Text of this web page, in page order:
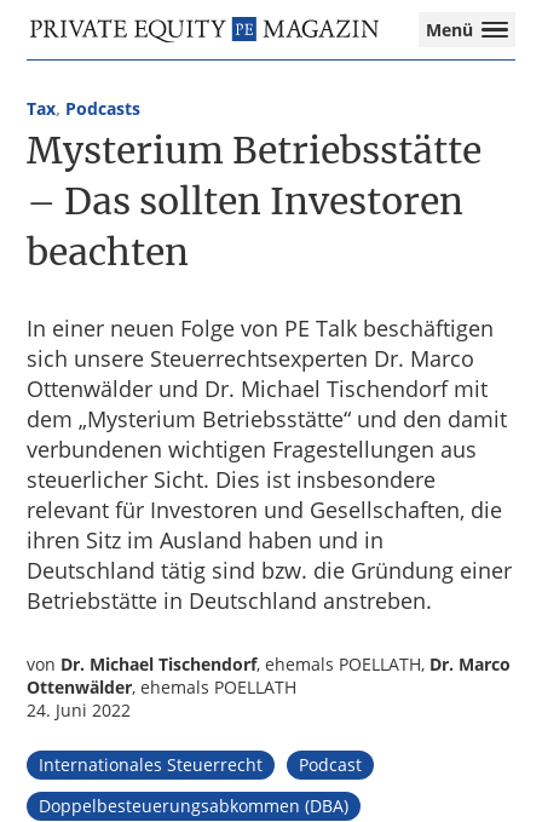
Hauptnavigation
Inhalt
Private
Equity
Das
für
die
Private
Equity-
Branche
–
Investment
I
M&A
I
Tax
Menü
Mysterium Betriebsstätte
– Das sollten Investoren
beachten
In einer neuen Folge von PE Talk beschäftigen
sich unsere Steuerrechtsexperten Dr. Marco
Ottenwälder und Dr. Michael Tischendorf mit
dem „Mysterium Betriebsstätte“ und den damit
verbundenen wichtigen Fragestellungen aus
steuerlicher Sicht. Dies ist insbesondere
relevant für Investoren und Gesellschaften, die
ihren Sitz im Ausland haben und in
Deutschland tätig sind bzw. die Gründung einer
Betriebstätte in Deutschland anstreben.
Tax, Podcasts
von Dr. Michael Tischendorf, ehemals POELLATH, Dr. Marco
Ottenwälder, ehemals POELLATH
24. Juni 2022
Internationales Steuerrecht
Podcast
Doppelbesteuerungsabkommen (DBA)